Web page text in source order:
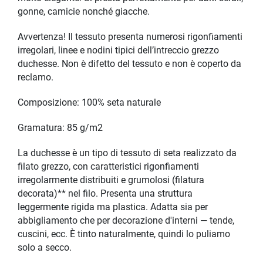
gonne, camicie nonché giacche.
Avvertenza! Il tessuto presenta numerosi rigonfiamenti
irregolari, linee e nodini tipici dell’intreccio grezzo
duchesse. Non è difetto del tessuto e non è coperto da
reclamo.
Composizione: 100% seta naturale
Gramatura: 85 g/m2
La duchesse è un tipo di tessuto di seta realizzato da
filato grezzo, con caratteristici rigonfiamenti
irregolarmente distribuiti e grumolosi (filatura
decorata)** nel filo. Presenta una struttura
leggermente rigida ma plastica. Adatta sia per
abbigliamento che per decorazione d'interni — tende,
cuscini, ecc. È tinto naturalmente, quindi lo puliamo
solo a secco.